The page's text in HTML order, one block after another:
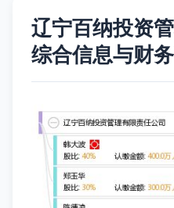
辽宁百纳投资
综合信息与财